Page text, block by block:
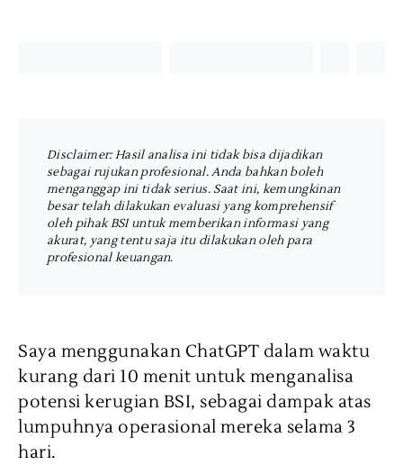
Disclaimer: Hasil analisa ini tidak bisa dijadikan
sebagai rujukan profesional. Anda bahkan boleh
menganggap ini tidak serius. Saat ini, kemungkinan
besar telah dilakukan evaluasi yang komprehensif
oleh pihak BSI untuk memberikan informasi yang
akurat, yang tentu saja itu dilakukan oleh para
profesional keuangan.
Saya menggunakan ChatGPT dalam waktu
kurang dari 10 menit untuk menganalisa
potensi kerugian BSI, sebagai dampak atas
lumpuhnya operasional mereka selama 3
hari.